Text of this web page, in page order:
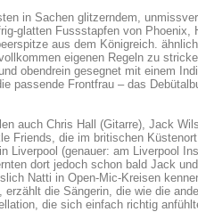
in Sachen glitzerndem,
glatten Fussstapfen von Phoenix,
aus dem Königreich.
eigenen Regeln zu
obendrein gesegnet mit einem
passende Frontfrau – das
auch Chris Hall (Gitarre), Jack
Friends, die im britischen
Liverpool (genauer: am Liverpool
dort jedoch schon bald Jack
Natti in Open-Mic-Kreisen
die Sängerin, die wie die
die sich einfach richtig